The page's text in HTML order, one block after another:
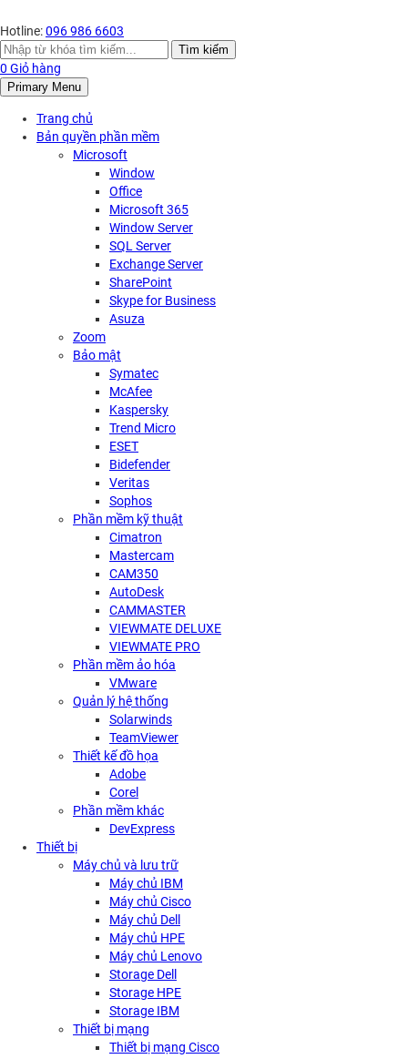
Hotline:096 986 6603
Search
for:
Tìm kiếm
0 Giỏ hàng
Primary Menu
Trang chủ
Bản quyền phần mềm
Microsoft
Window
Office
Microsoft 365
Window Server
SQL Server
Exchange Server
SharePoint
Skype for Business
Asuza
Zoom
Bảo mật
Symatec
McAfee
Kaspersky
Trend Micro
ESET
Bidefender
Veritas
Sophos
Phần mềm kỹ thuật
Cimatron
Mastercam
CAM350
AutoDesk
CAMMASTER
VIEWMATE DELUXE
VIEWMATE PRO
Phần mềm ảo hóa
VMware
Quản lý hệ thống
Solarwinds
TeamViewer
Thiết kế đồ họa
Adobe
Corel
Phần mềm khác
DevExpress
Thiết bị
Máy chủ và lưu trữ
Máy chủ IBM
Máy chủ Cisco
Máy chủ Dell
Máy chủ HPE
Máy chủ Lenovo
Storage Dell
Storage HPE
Storage IBM
Thiết bị mạng
Thiết bị mạng Cisco